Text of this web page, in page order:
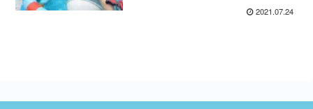
2021.07.24